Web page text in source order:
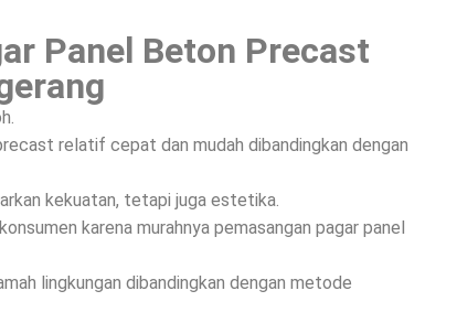
Panel Beton Precast
relatif cepat dan mudah dibandingkan dengan
kekuatan, tetapi juga estetika.
karena murahnya pemasangan pagar panel
lingkungan dibandingkan dengan metode